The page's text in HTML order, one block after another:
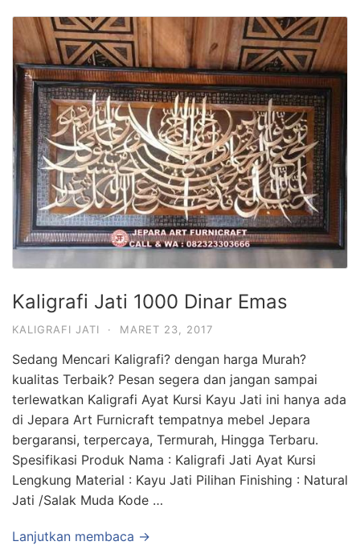
Kaligrafi Jati 1000 Dinar Emas
KALIGRAFI JATI · MARET 23, 2017
Sedang Mencari Kaligrafi? dengan harga Murah?
kualitas Terbaik? Pesan segera dan jangan sampai
terlewatkan Kaligrafi Ayat Kursi Kayu Jati ini hanya ada
di Jepara Art Furnicraft tempatnya mebel Jepara
bergaransi, terpercaya, Termurah, Hingga Terbaru.
Spesifikasi Produk Nama : Kaligrafi Jati Ayat Kursi
Lengkung Material : Kayu Jati Pilihan Finishing : Natural
Jati /Salak Muda Kode …
Lanjutkan membaca →